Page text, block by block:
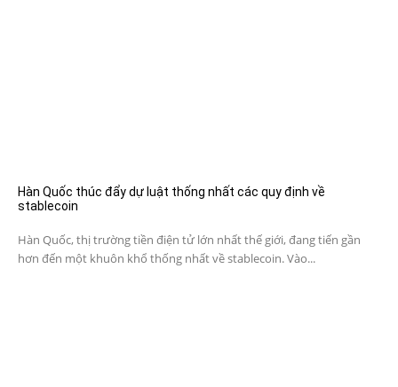
Hàn Quốc thúc đẩy dự luật thống nhất các quy định về
stablecoin
Hàn Quốc, thị trường tiền điện tử lớn nhất thế giới, đang tiến gần
hơn đến một khuôn khổ thống nhất về stablecoin. Vào...